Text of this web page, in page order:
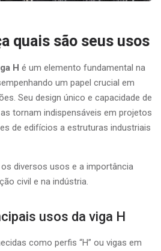
quais são seus usos
H é um elemento fundamental na
um papel crucial em
Seu design único e capacidade de
tornam indispensáveis em projetos
de edifícios a estruturas industriais
diversos usos e a importância
civil e na indústria.
usos da viga H
como perfis “H” ou vigas em